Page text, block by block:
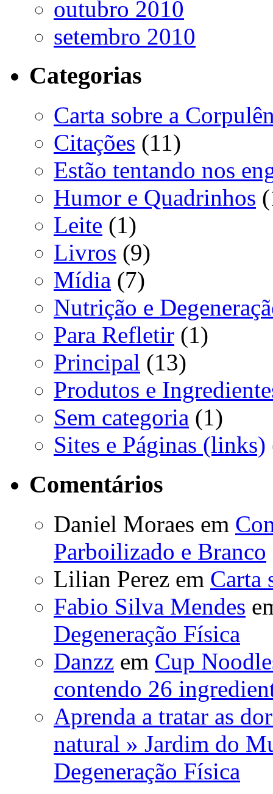
outubro 2010
setembro 2010
Categorias
Carta sobre a
Citações (11)
Estão tentando nos
Humor e Quadrinhos
Leite (1)
Livros (9)
Mídia (7)
Nutrição e
Para Refletir (1)
Principal (13)
Produtos e
Sem categoria (1)
Sites e Páginas (links)
Comentários
Daniel Moraes em
Parboilizado e Branco
Lilian Perez em Carta
Fabio Silva Mendes
Degeneração Física
Danzz em Cup
contendo 26
Aprenda a tratar as
natural » Jardim do
Degeneração Física